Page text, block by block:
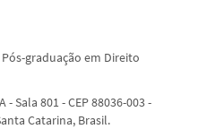
graduação em Direito
Sala 801 - CEP 88036-003 -
Catarina, Brasil.